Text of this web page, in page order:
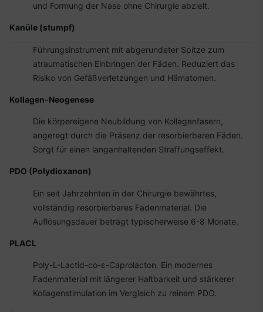
und Formung der Nase ohne Chirurgie abzielt.
Kanüle (stumpf)
Führungsinstrument mit abgerundeter Spitze zum
atraumatischen Einbringen der Fäden. Reduziert das
Risiko von Gefäßverletzungen und Hämatomen.
Kollagen-Neogenese
Die körpereigene Neubildung von Kollagenfasern,
angeregt durch die Präsenz der resorbierbaren Fäden.
Sorgt für einen langanhaltenden Straffungseffekt.
PDO (Polydioxanon)
Ein seit Jahrzehnten in der Chirurgie bewährtes,
vollständig resorbierbares Fadenmaterial. Die
Auflösungsdauer beträgt typischerweise 6-8 Monate.
PLACL
Poly-L-Lactid-co-ε-Caprolacton. Ein modernes
Fadenmaterial mit längerer Haltbarkeit und stärkerer
Kollagenstimulation im Vergleich zu reinem PDO.